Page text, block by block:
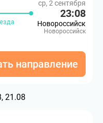
ср, 2 сентября
23:08
Новороссийск
Новороссийск
направление
21.08